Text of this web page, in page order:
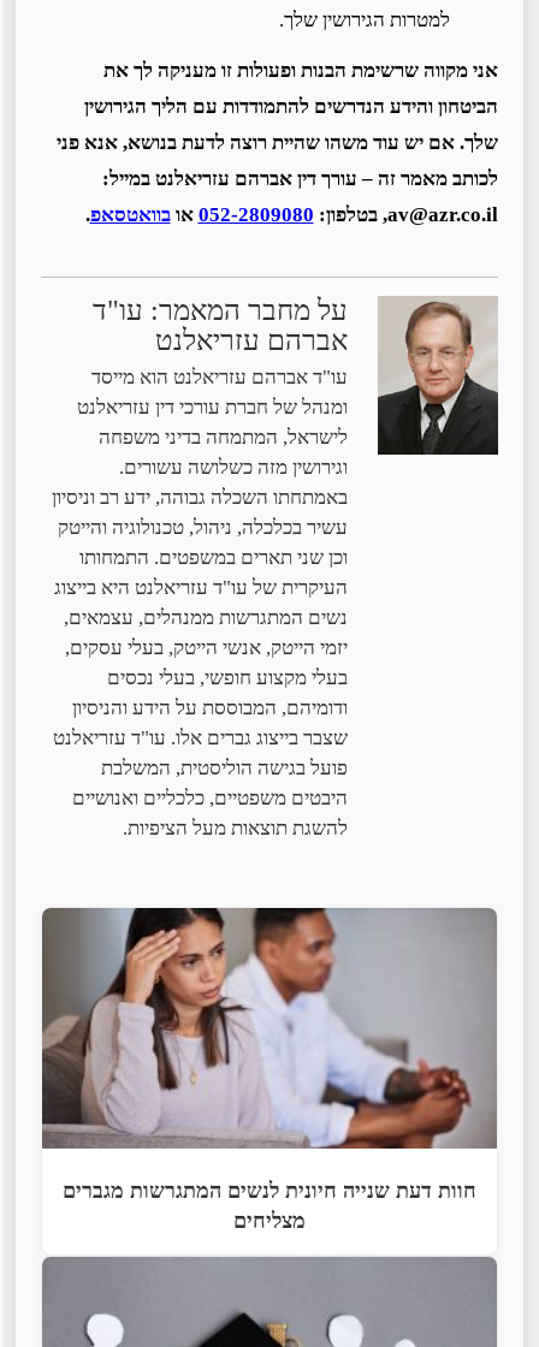
למטרות הגירושין שלך.
אני מקווה שרשימת הבנות ופעולות זו מעניקה לך את
הביטחון והידע הנדרשים להתמודדות עם הליך הגירושין
שלך. אם יש עוד משהו שהיית רוצה לדעת בנושא, אנא פני
לכותב מאמר זה – עורך דין אברהם עזריאלנט במייל:
av@azr.co.il, בטלפון:
052-2809080אובוואטסאפ.
על מחבר המאמר: עו"ד
אברהם עזריאלנט
עו"ד אברהם עזריאלנט הוא מייסד
ומנהל של חברת עורכי דין עזריאלנט
לישראל, המתמחה בדיני משפחה
וגירושין מזה כשלושה עשורים.
באמתחתו השכלה גבוהה, ידע רב וניסיון
עשיר בכלכלה, ניהול, טכנולוגיה והייטק
וכן שני תארים במשפטים. התמחותו
העיקרית של עו"ד עזריאלנט היא בייצוג
נשים המתגרשות ממנהלים, עצמאים,
יזמי הייטק, אנשי הייטק, בעלי עסקים,
בעלי מקצוע חופשי, בעלי נכסים
ודומיהם, המבוססת על הידע והניסיון
שצבר בייצוג גברים אלו. עו"ד עזריאלנט
פועל בגישה הוליסטית, המשלבת
היבטים משפטיים, כלכליים ואנושיים
להשגת תוצאות מעל הציפיות.
חוות דעת שנייה חיונית לנשים המתגרשות מגברים
מצליחים